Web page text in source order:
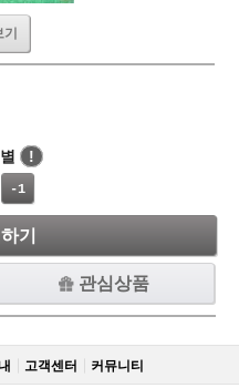
기
!
-1
기
관심상품
고객센터 커뮤니티